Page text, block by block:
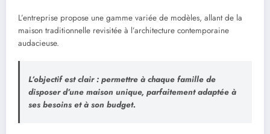
L’entreprise propose une gamme variée de modèles, allant de la
maison traditionnelle revisitée à l’architecture contemporaine
audacieuse.
L’objectif est clair : permettre à chaque famille de
disposer d’une maison unique, parfaitement adaptée à
ses besoins et à son budget.